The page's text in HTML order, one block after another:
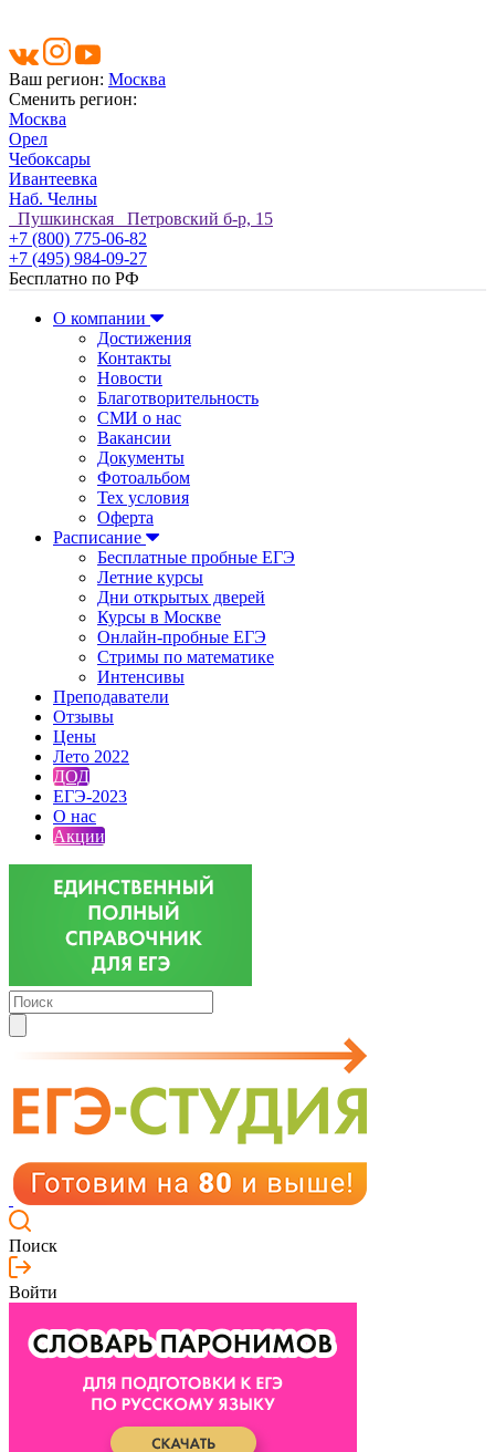
Ваш регион: Москва
Сменить регион:
Москва
Орел
Чебоксары
Ивантеевка
Наб. Челны
Пушкинская Петровский б-р, 15
+7 (800) 775-06-82
+7 (495) 984-09-27
Бесплатно по РФ
О компании
Достижения
Контакты
Новости
Благотворительность
СМИ о нас
Вакансии
Документы
Фотоальбом
Тех условия
Оферта
Расписание
Бесплатные пробные ЕГЭ
Летние курсы
Дни открытых дверей
Курсы в Москве
Онлайн-пробные ЕГЭ
Стримы по математике
Интенсивы
Преподаватели
Отзывы
Цены
Лето 2022
ДОД
ЕГЭ-2023
О нас
Акции
Поиск
Войти